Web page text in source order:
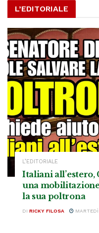
L’EDITORIALE
L’EDITORIALE
Italiani all’estero,
una
la sua poltrona
DI RICKY FILOSA